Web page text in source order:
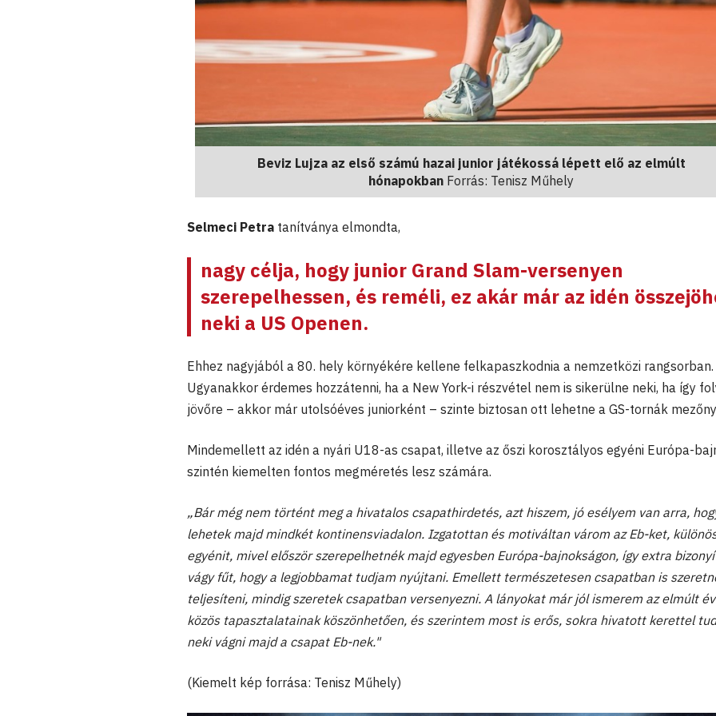
Beviz Lujza az első számú hazai junior játékossá lépett elő az elmúlt
hónapokban Forrás: Tenisz Műhely
Selmeci Petra tanítványa elmondta,
nagy célja, hogy junior Grand Slam-versenyen
szerepelhessen, és reméli, ez akár már az idén
neki a US Openen.
Ehhez nagyjából a 80. hely környékére kellene felkapaszkodnia a nemzetközi rangsorban.
Ugyanakkor érdemes hozzátenni, ha a New York-i részvétel nem is sikerülne neki, ha így
jövőre – akkor már utolsóéves juniorként – szinte biztosan ott lehetne a GS-tornák
Mindemellett az idén a nyári U18-as csapat, illetve az őszi korosztályos egyéni Európa-
szintén kiemelten fontos megméretés lesz számára.
„Bár még nem történt meg a hivatalos csapathirdetés, azt hiszem, jó esélyem van arra,
lehetek majd mindkét kontinensviadalon. Izgatottan és motiváltan várom az Eb-ket,
egyénit, mivel először szerepelhetnék majd egyesben Európa-bajnokságon, így extra
vágy fűt, hogy a legjobbamat tudjam nyújtani. Emellett természetesen csapatban is
teljesíteni, mindig szeretek csapatban versenyezni. A lányokat már jól ismerem az elmúlt
közös tapasztalatainak köszönhetően, és szerintem most is erős, sokra hivatott kerettel
neki vágni majd a csapat Eb-nek."
(Kiemelt kép forrása: Tenisz Műhely)